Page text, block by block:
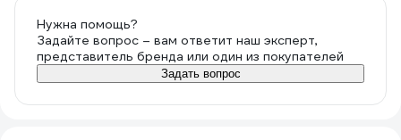
Нужна помощь?
Задайте вопрос – вам ответит наш эксперт,
представитель бренда или один из покупателей
Задать вопрос